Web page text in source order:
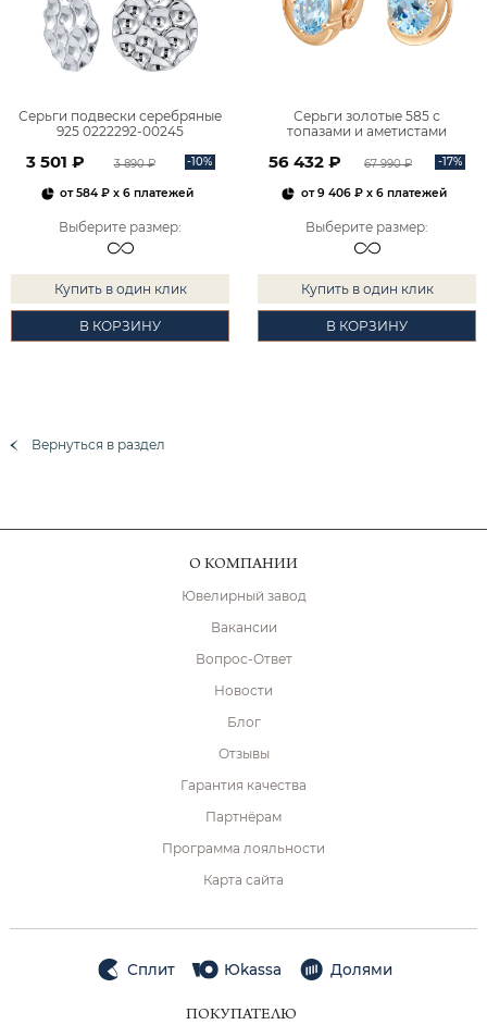
Серьги подвески серебряные
925 0222292-00245
3 501 ₽ 3 890 ₽ -10%
от584 ₽ x 6 платежей
Выберите размер:
Купить в один клик
В КОРЗИНУ
Серьги золотые 585 с
топазами и аметистами
56 432 ₽ 67 990 ₽ -17%
от9 406 ₽x 6 платежей
Выберите размер:
Купить в один клик
В КОРЗИНУ
Вернуться в раздел
О КОМПАНИИ
Ювелирный завод
Вакансии
Вопрос-Ответ
Новости
Блог
Отзывы
Гарантия качества
Партнёрам
Программа лояльности
Карта сайта
Сплит Юkassa Долями
ПОКУПАТЕЛЮ